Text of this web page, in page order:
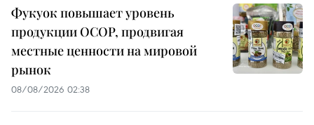
Фукуок повышает уровень
продукции OCOP, продвигая
местные ценности на мировой
рынок
08/08/2026 02:38